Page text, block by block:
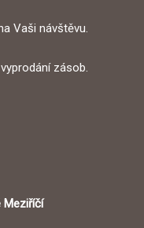
Vaši návštěvu.
zásob.
Meziříčí